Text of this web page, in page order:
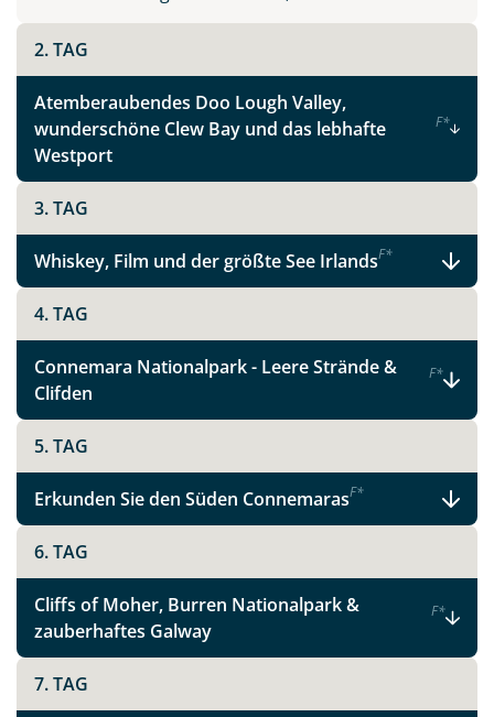
Instagram
WhatsApp
Telegram
per E-Mail senden
Link kopieren
2. TAG
Atemberaubendes Doo Lough Valley,
wunderschöne Clew Bay und das lebhafte
Westport
F*
3. TAG
Whiskey, Film und der größte See IrlandsF*
4. TAG
Connemara Nationalpark - Leere Strände &
Clifden
F*
5. TAG
Erkunden Sie den Süden ConnemarasF*
6. TAG
Cliffs of Moher, Burren Nationalpark &
zauberhaftes Galway
F*
7. TAG